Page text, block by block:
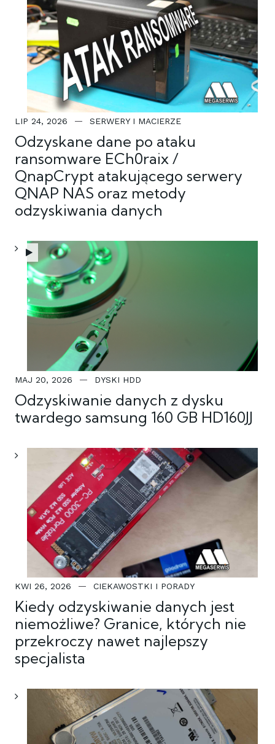
LIP 24, 2026 SERWERY I MACIERZE
Odzyskane dane po ataku
ransomware ECh0raix /
QnapCrypt atakującego serwery
QNAP NAS oraz metody
odzyskiwania danych
MAJ 20, 2026 DYSKI HDD
Odzyskiwanie danych z dysku
twardego samsung 160 GB HD160JJ
KWI 26, 2026 CIEKAWOSTKI I PORADY
Kiedy odzyskiwanie danych jest
niemożliwe? Granice, których nie
przekroczy nawet najlepszy
specjalista